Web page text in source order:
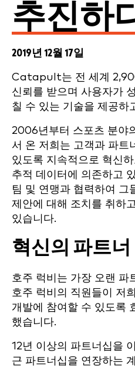
추진하
2019년 12월 17일
Catapult는 전 세계
신뢰를 받으며 사용자가
칠 수 있는 기술을 제공하
2006년부터 스포츠 분야
서 온 저희는 고객과 파트
있도록 지속적으로 혁신
추적 데이터에 의존하고
팀 및 연맹과 협력하여 그
제안에 대해 조치를 취하
있습니다.
혁신의 파트너
호주 럭비는 가장 오랜 파
호주 럭비의 직원들이 저
개발에 참여할 수 있도록
했습니다.
12년 이상의 파트너십을
근 파트너십을 연장하는